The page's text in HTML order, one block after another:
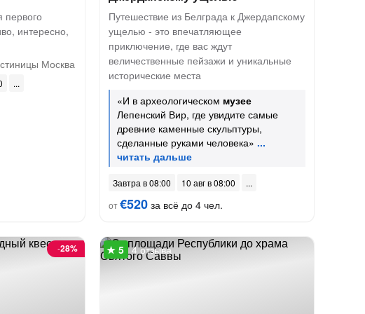
первого
интересно,
Москва
Путешествие из Белграда к Джердапскому
ущелью - это впечатляющее
приключение, где вас ждут
величественные пейзажи и уникальные
исторические места
«И в археологическом музее
Лепенский Вир, где увидите самые
древние каменные скульптуры,
сделанные руками человека»
Завтра в 08:00
10 авг в 08:00
от€520 за всё до 4 чел.
-28% 4 отзыва